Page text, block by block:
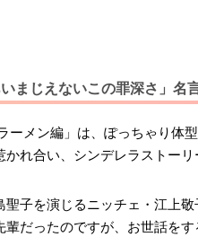
いまじえないこの罪深さ」名
ーメン編」は、ぽっちゃり体
かれ合い、シンデレラストーリ
聖子を演じるニッチェ・江上
輩だったのですが、お世話を